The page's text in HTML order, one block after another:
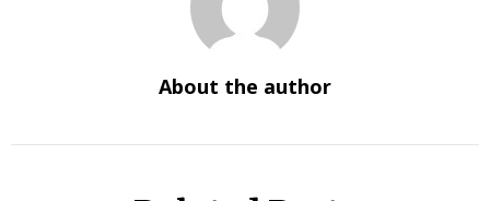
About the author